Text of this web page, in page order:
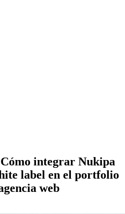
integrar Nukipa
label en el portfolio
web